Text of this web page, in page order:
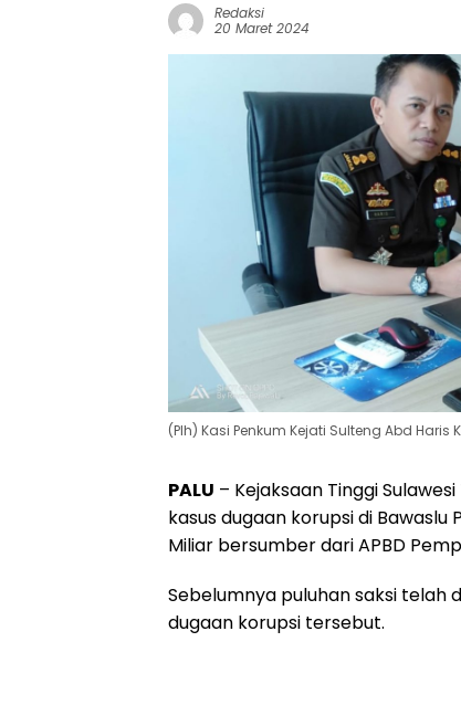
Redaksi
20 Maret 2024
(Plh) Kasi Penkum Kejati Sulteng Abd Haris
PALU – Kejaksaan Tinggi
kasus dugaan korupsi di
Miliar bersumber dari APBD
Sebelumnya puluhan saksi
dugaan korupsi tersebut.